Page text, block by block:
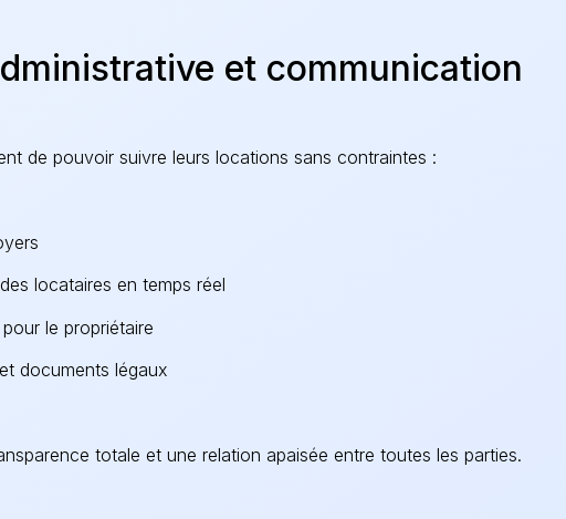
et communication
de pouvoir suivre leurs locations sans contraintes :
locataires en temps réel
le propriétaire
documents légaux
totale et une relation apaisée entre toutes les parties.